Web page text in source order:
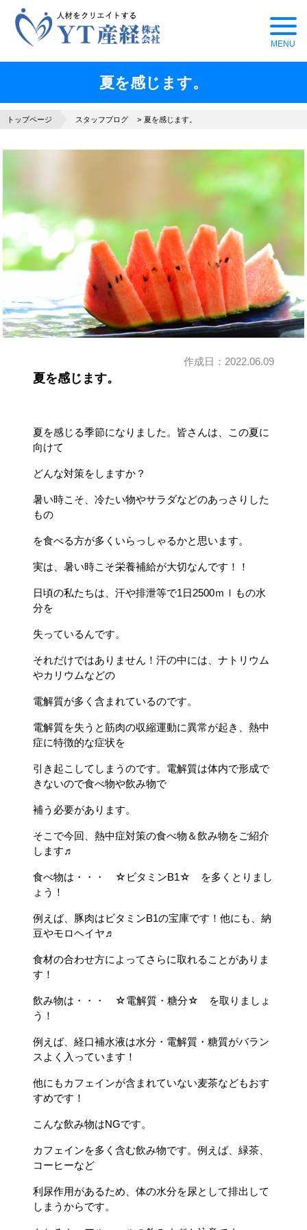
夏を感じます。
トップページ スタッフブログ 夏を感じます。
作成日： 2022.06.09
夏を感じます。
夏を感じる季節になりました。皆さんは、この夏に
向けて
どんな対策をしますか？
暑い時こそ、冷たい物やサラダなどのあっさりした
もの
を食べる方が多くいらっしゃるかと思います。
実は、暑い時こそ栄養補給が大切なんです！！
日頃の私たちは、汗や排泄等で1日2500ｍｌもの水
分を
失っているんです。
それだけではありません！汗の中には、ナトリウム
やカリウムなどの
電解質が多く含まれているのです。
電解質を失うと筋肉の収縮運動に異常が起き、熱中
症に特徴的な症状を
引き起こしてしまうのです。電解質は体内で形成で
きないので食べ物や飲み物で
補う必要があります。
そこで今回、熱中症対策の食べ物＆飲み物をご紹介
します♬
食べ物は・・・ ☆ビタミンB1☆ を多くとりまし
ょう！
例えば、豚肉はビタミンB1の宝庫です！他にも、納
豆やモロヘイヤ♬
食材の合わせ方によってさらに取れることがありま
す！
飲み物は・・・ ☆電解質・糖分☆ を取りましょ
う！
例えば、経口補水液は水分・電解質・糖質がバラン
スよく入っています！
他にもカフェインが含まれていない麦茶などもおす
すめです！
こんな飲み物はNGです。
カフェインを多く含む飲み物です。例えば、緑茶、
コーヒーなど
利尿作用があるため、体の水分を尿として排出して
しまうからです。